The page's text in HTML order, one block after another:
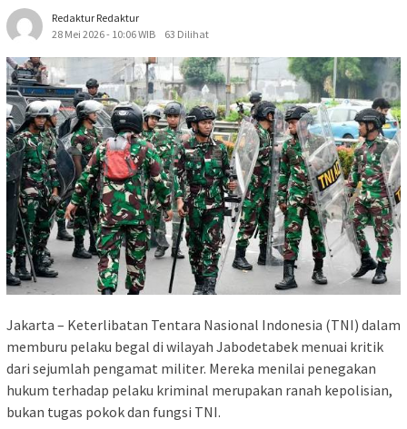
Redaktur Redaktur
28 Mei 2026 - 10:06 WIB
63 Dilihat
Jakarta – Keterlibatan Tentara Nasional Indonesia (TNI) dalam
memburu pelaku begal di wilayah Jabodetabek menuai kritik
dari sejumlah pengamat militer. Mereka menilai penegakan
hukum terhadap pelaku kriminal merupakan ranah kepolisian,
bukan tugas pokok dan fungsi TNI.